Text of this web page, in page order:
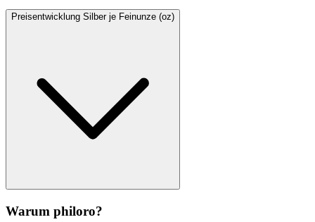
Preisentwicklung Silber je Feinunze (oz)
Warum philoro?